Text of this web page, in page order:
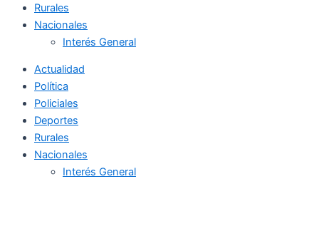
Rurales
Nacionales
Interés General
Actualidad
Política
Policiales
Deportes
Rurales
Nacionales
Interés General